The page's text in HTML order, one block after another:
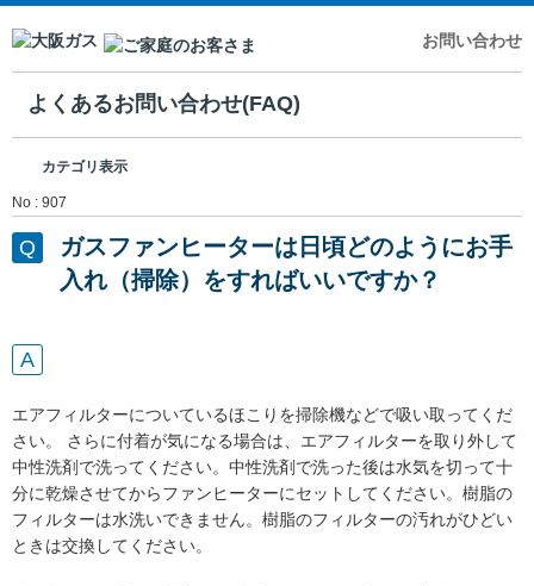
お問い合わせ
よくあるお問い合わせ(FAQ)
カテゴリ表示
No : 907
ガスファンヒーターは日頃どのようにお手
入れ（掃除）をすればいいですか？
エアフィルターについているほこりを掃除機などで吸い取ってくだ
さい。 さらに付着が気になる場合は、エアフィルターを取り外して
中性洗剤で洗ってください。中性洗剤で洗った後は水気を切って十
分に乾燥させてからファンヒーターにセットしてください。樹脂の
フィルターは水洗いできません。樹脂のフィルターの汚れがひどい
ときは交換してください。